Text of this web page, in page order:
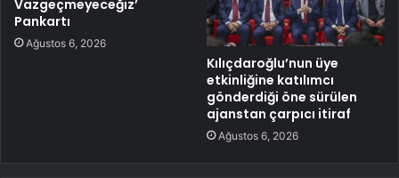
Vazgeçmeyeceğiz’
Pankartı
Ağustos 6, 2026
Kılıçdaroğlu’nun üye
etkinliğine katılımcı
gönderdiği öne sürülen
ajanstan çarpıcı itiraf
Ağustos 6, 2026